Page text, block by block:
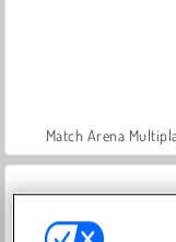
Match Arena